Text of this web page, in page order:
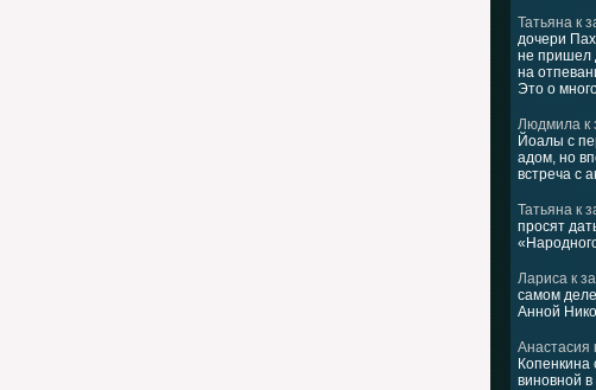
Татьяна к
дочери
не пришел
на
Это о
Людмила к
Йоалы с
адом, но
встреча с
Татьяна к
просят
Лариса к
самом
Анной
Анастасия
Копенкина
виновной